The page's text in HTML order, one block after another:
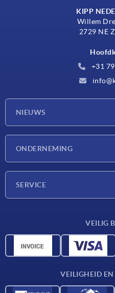
KIPP
Willem
2729 NE
+31
NIEUWS
ONDERNEMING
SERVICE
CAD-gegevens
VEILIG
VEILIGHEID